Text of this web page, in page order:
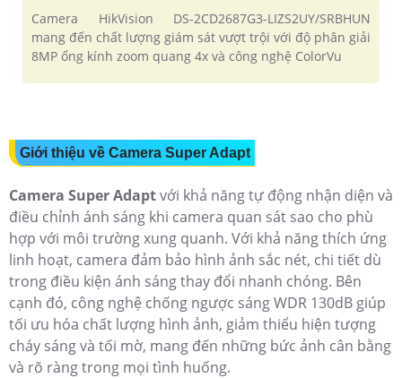
Camera HikVision DS-2CD2687G3-LIZS2UY/SRBHUN
mang đến chất lượng giám sát vượt trội với độ phân giải
8MP ống kính zoom quang 4x và công nghệ ColorVu
Giới thiệu về Camera Super Adapt
Camera Super Adaptvới khả năng tự động nhận diện và
điều chỉnh ánh sáng khi camera quan sát sao cho phù
hợp với môi trường xung quanh. Với khả năng thích ứng
linh hoạt, camera đảm bảo hình ảnh sắc nét, chi tiết dù
trong điều kiện ánh sáng thay đổi nhanh chóng. Bên
cạnh đó, công nghệ chống ngược sáng WDR 130dB giúp
tối ưu hóa chất lượng hình ảnh, giảm thiểu hiện tượng
cháy sáng và tối mờ, mang đến những bức ảnh cân bằng
và rõ ràng trong mọi tình huống.